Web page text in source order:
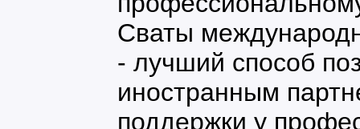
Сваты
- лучший способ
иностранным
поддержки у